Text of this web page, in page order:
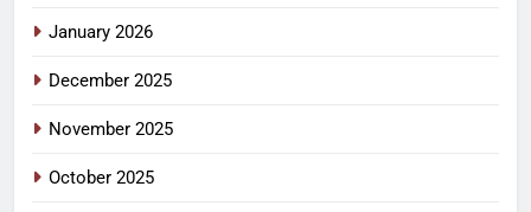
January 2026
December 2025
November 2025
October 2025